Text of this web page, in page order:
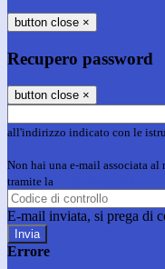
button close ×
Recupero password
button close ×
all'indirizzo indicato con le
Non hai una e-mail associata
tramite la
E-mail inviata, si prega di
Errore